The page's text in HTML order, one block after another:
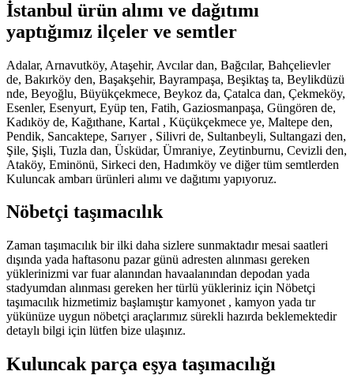
İstanbul ürün alımı ve dağıtımı
yaptığımız ilçeler ve semtler
Adalar, Arnavutköy, Ataşehir, Avcılar dan, Bağcılar, Bahçelievler
de, Bakırköy den, Başakşehir, Bayrampaşa, Beşiktaş ta, Beylikdüzü
nde, Beyoğlu, Büyükçekmece, Beykoz da, Çatalca dan, Çekmeköy,
Esenler, Esenyurt, Eyüp ten, Fatih, Gaziosmanpaşa, Güngören de,
Kadıköy de, Kağıthane, Kartal , Küçükçekmece ye, Maltepe den,
Pendik, Sancaktepe, Sarıyer , Silivri de, Sultanbeyli, Sultangazi den,
Şile, Şişli, Tuzla dan, Üsküdar, Ümraniye, Zeytinburnu, Cevizli den,
Ataköy, Eminönü, Sirkeci den, Hadımköy ve diğer tüm semtlerden
Kuluncak ambarı ürünleri alımı ve dağıtımı yapıyoruz.
Nöbetçi taşımacılık
Zaman taşımacılık bir ilki daha sizlere sunmaktadır mesai saatleri
dışında yada haftasonu pazar günü adresten alınması gereken
yüklerinizmi var fuar alanından havaalanından depodan yada
stadyumdan alınması gereken her türlü yükleriniz için Nöbetçi
taşımacılık hizmetimiz başlamıştır kamyonet , kamyon yada tır
yükünüze uygun nöbetçi araçlarımız sürekli hazırda beklemektedir
detaylı bilgi için lütfen bize ulaşınız.
Kuluncak parça eşya taşımacılığı